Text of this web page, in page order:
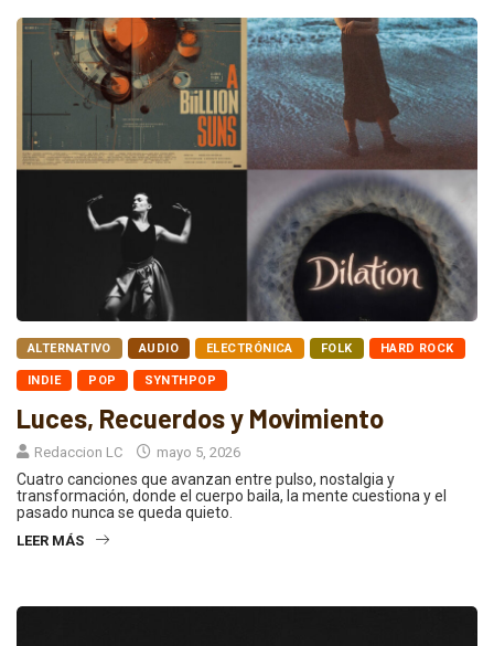
ALTERNATIVO AUDIO ELECTRÓNICA FOLK HARD ROCK
INDIE POP SYNTHPOP
Luces, Recuerdos y Movimiento
Redaccion LC mayo 5, 2026
Cuatro canciones que avanzan entre pulso, nostalgia y
transformación, donde el cuerpo baila, la mente cuestiona y el
pasado nunca se queda quieto.
LEER MÁS